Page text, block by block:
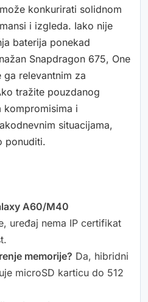
konkurirati solidnom
i izgleda. Iako nije
baterija ponekad
Snapdragon 675, One
ga relevantnim za
tražite pouzdanog
kompromisima i
situacijama,
ponuditi.
A60/M40
uređaj nema IP certifikat
memorije? Da, hibridni
microSD karticu do 512